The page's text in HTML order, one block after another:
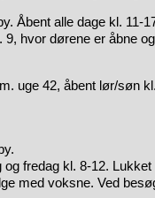
Åbent alle dage kl. 11-
hvor dørene er åbne
uge 42, åbent lør/søn
fredag kl. 8-12. Lukket
med voksne. Ved